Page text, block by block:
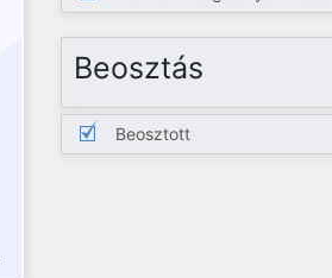
Beosztás
Beosztott